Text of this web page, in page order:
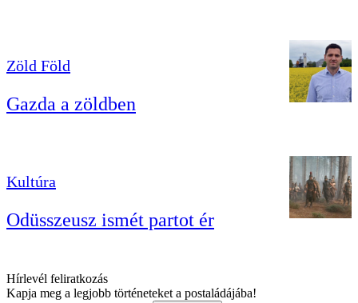
Zöld Föld
Gazda a zöldben
Kultúra
Odüsszeusz ismét partot ér
Hírlevél feliratkozás
Kapja meg a legjobb történeteket a postaládájába!